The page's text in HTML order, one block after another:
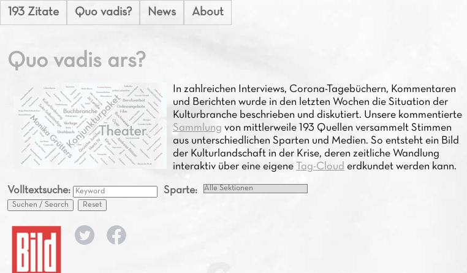
193 Zitate Quo vadis? News About
Quo vadis ars?
In zahlreichen Interviews, Corona-Tagebüchern, Kommentaren
und Berichten wurde in den letzten Wochen die Situation der
Kulturbranche beschrieben und diskutiert. Unsere kommentierte
Sammlung von mittlerweile 193 Quellen versammelt Stimmen
aus unterschiedlichen Sparten und Medien. So entsteht ein Bild
der Kulturlandschaft in der Krise, deren zeitliche Wandlung
interaktiv über eine eigene
Tag-Cloud erdkundet werden kann.
Volltextsuche: Sparte:
Suchen / Search Reset